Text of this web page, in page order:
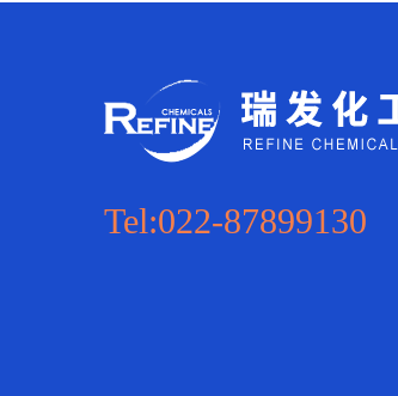
Tel:022-87899130